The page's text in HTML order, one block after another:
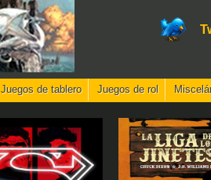
Juegos de tablero Juegos de rol